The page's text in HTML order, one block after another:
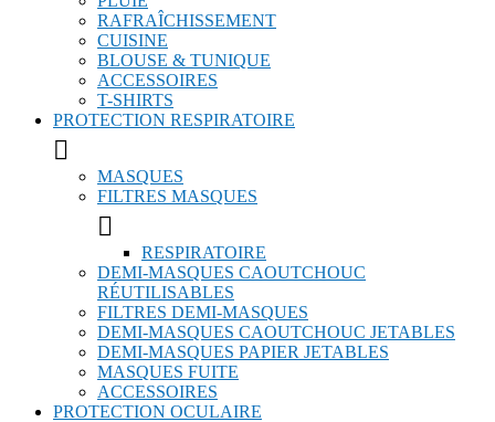
RAFRAÎCHISSEMENT
CUISINE
BLOUSE & TUNIQUE
ACCESSOIRES
T-SHIRTS
PROTECTION RESPIRATOIRE

MASQUES
FILTRES MASQUES

RESPIRATOIRE
DEMI-MASQUES CAOUTCHOUC
RÉUTILISABLES
FILTRES DEMI-MASQUES
DEMI-MASQUES CAOUTCHOUC JETABLES
DEMI-MASQUES PAPIER JETABLES
MASQUES FUITE
ACCESSOIRES
PROTECTION OCULAIRE